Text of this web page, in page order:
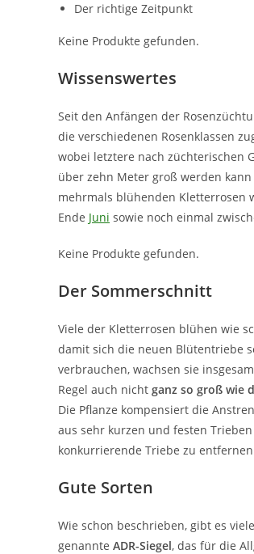
Der richtige Zeitpunkt
Keine Produkte gefunden.
Wissenswertes
Seit den Anfängen der
die verschiedenen Rosenklassen
wobei letztere nach züchterischen
über zehn Meter groß werden kann
mehrmals blühenden Kletterrosen
Ende Juni sowie noch einmal
Keine Produkte gefunden.
Der Sommerschnitt
Viele der Kletterrosen blühen wie
damit sich die neuen Blütentriebe
verbrauchen, wachsen sie
Regel auch nicht ganz so groß wie
Die Pflanze kompensiert die
aus sehr kurzen und festen
konkurrierende Triebe zu
Gute Sorten
Wie schon beschrieben, gibt es
genannte ADR-Siegel, das für die